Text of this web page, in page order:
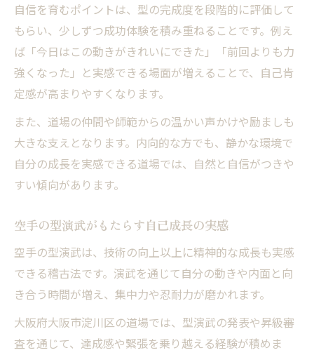
自信を育むポイントは、型の完成度を段階的に評価して
もらい、少しずつ成功体験を積み重ねることです。例え
ば「今日はこの動きがきれいにできた」「前回よりも力
強くなった」と実感できる場面が増えることで、自己肯
定感が高まりやすくなります。
また、道場の仲間や師範からの温かい声かけや励ましも
大きな支えとなります。内向的な方でも、静かな環境で
自分の成長を実感できる道場では、自然と自信がつきや
すい傾向があります。
空手の型演武がもたらす自己成長の実感
空手の型演武は、技術の向上以上に精神的な成長も実感
できる稽古法です。演武を通じて自分の動きや内面と向
き合う時間が増え、集中力や忍耐力が磨かれます。
大阪府大阪市淀川区の道場では、型演武の発表や昇級審
査を通じて、達成感や緊張を乗り越える経験が積めま